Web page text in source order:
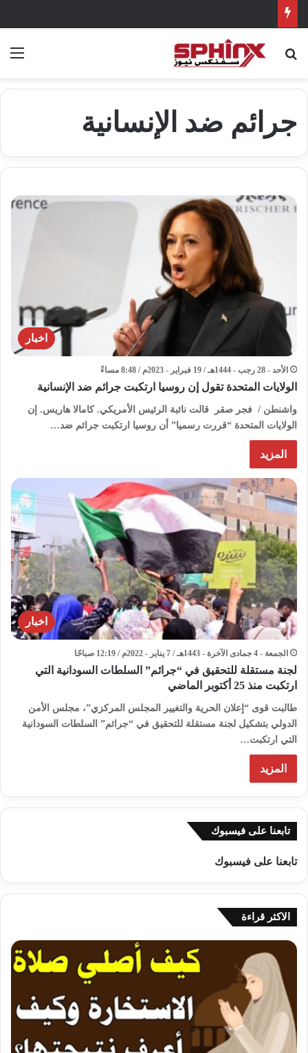
بحث عن
جرائم ضد الإنسانية
اخبار
الأحد - 28 رجب - 1444هـ / 19 فبراير - 2023م / 8:48 مساءً
الولايات المتحدة تقول إن روسيا ارتكبت جرائم ضد الإنسانية
واشنطن / فجر صقر قالت نائبة الرئيس الأمريكي. كامالا هاريس. إن
الولايات المتحدة “قررت رسميا” أن روسيا ارتكبت جرائم ضد…
المزيد
اخبار
الجمعة - 4 جمادى الآخرة - 1443هـ / 7 يناير - 2022م / 12:19 صباحًا
لجنة مستقلة للتحقيق في “جرائم” السلطات السودانية التي
ارتكبت منذ 25 أكتوبر الماضي
طالبت قوى “إعلان الحرية والتغيير المجلس المركزي”، مجلس الأمن
الدولي بتشكيل لجنة مستقلة للتحقيق في “جرائم” السلطات السودانية
التي ارتكبت…
المزيد
تابعنا على فيسبوك
تابعنا على فيسبوك
الاكثر قراءة